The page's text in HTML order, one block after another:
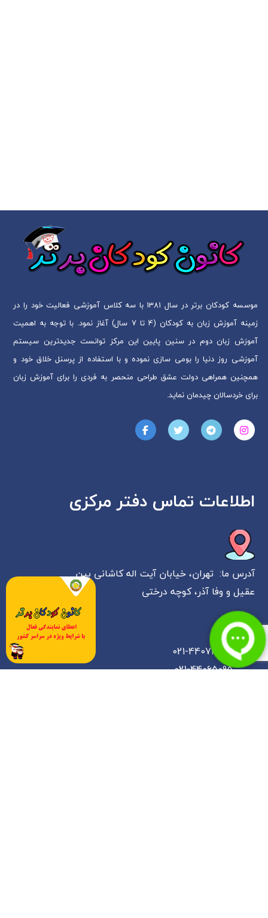
موسسه کودکان برتر در سال 1381 با سه کلاس آموزشی فعالیت خود را در
زمینه آموزش زبان به کودکان (4 تا 7 سال) آغاز نمود. با توجه به اهمیت
آموزش زبان دوم در سنین پایین این مرکز توانست جدیدترین سیستم
آموزشی روز دنیا را بومی سازی نموده و با استفاده از پرسنل خلاق خود و
همچنین همراهی دولت عشق طراحی منحصر به فردی را برای آموزش زبان
برای خردسالان چیدمان نماید.
اطلاعات تماس دفتر مرکزی
آدرس ما: تهران، خیابان آیت اله کاشانی بین
عقیل و وفا آذر، کوچه درختی
021-44073225
021-44065095